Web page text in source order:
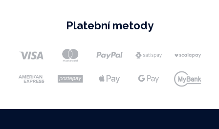
Platební metody